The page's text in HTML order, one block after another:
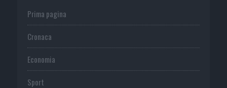
Prima pagina
Cronaca
Economia
Sport